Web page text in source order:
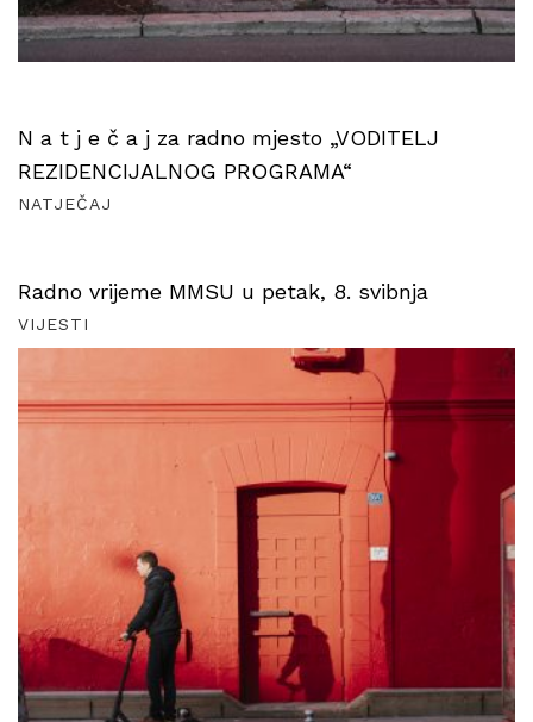
N a t j e č a j za radno mjesto „VODITELJ
REZIDENCIJALNOG PROGRAMA“
NATJEČAJ
Radno vrijeme MMSU u petak, 8. svibnja
VIJESTI